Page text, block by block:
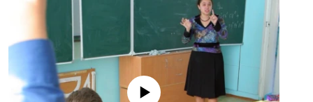
No media source currently available